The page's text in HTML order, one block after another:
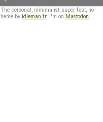
personal, minimalist, super-fast, no-
by idleman.fr. I'm on Mastodon.